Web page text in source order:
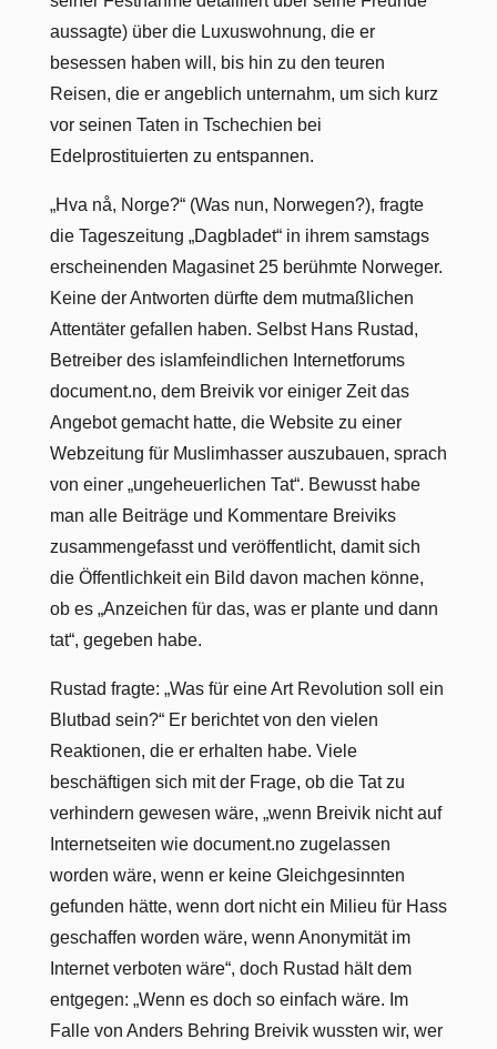
aussagte) über die Luxuswohnung, die er
besessen haben will, bis hin zu den teuren
Reisen, die er angeblich unternahm, um sich kurz
vor seinen Taten in Tschechien bei
Edelprostituierten zu entspannen.
„Hva nå, Norge?“ (Was nun, Norwegen?), fragte
die Tageszeitung „Dagbladet“ in ihrem samstags
erscheinenden Magasinet 25 berühmte Norweger.
Keine der Antworten dürfte dem mutmaßlichen
Attentäter gefallen haben. Selbst Hans Rustad,
Betreiber des islamfeindlichen Internetforums
document.no, dem Breivik vor einiger Zeit das
Angebot gemacht hatte, die Website zu einer
Webzeitung für Muslimhasser auszubauen, sprach
von einer „ungeheuerlichen Tat“. Bewusst habe
man alle Beiträge und Kommentare Breiviks
zusammengefasst und veröffentlicht, damit sich
die Öffentlichkeit ein Bild davon machen könne,
ob es „Anzeichen für das, was er plante und dann
tat“, gegeben habe.
Rustad fragte: „Was für eine Art Revolution soll ein
Blutbad sein?“ Er berichtet von den vielen
Reaktionen, die er erhalten habe. Viele
beschäftigen sich mit der Frage, ob die Tat zu
verhindern gewesen wäre, „wenn Breivik nicht auf
Internetseiten wie document.no zugelassen
worden wäre, wenn er keine Gleichgesinnten
gefunden hätte, wenn dort nicht ein Milieu für Hass
geschaffen worden wäre, wenn Anonymität im
Internet verboten wäre“, doch Rustad hält dem
entgegen: „Wenn es doch so einfach wäre. Im
Falle von Anders Behring Breivik wussten wir, wer